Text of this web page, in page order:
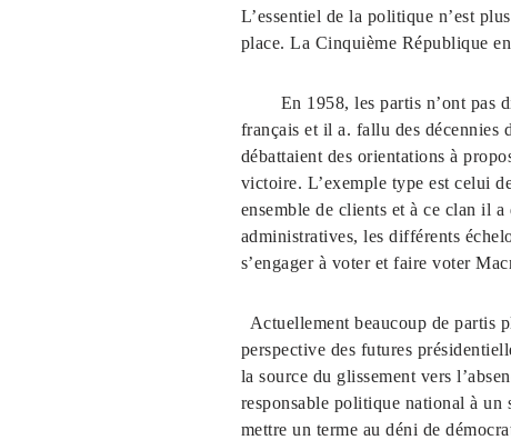
L’essentiel de la politique n’est
place. La Cinquième République
En 1958, les partis n’ont pas
français et il a. fallu des décennies
débattaient des orientations à
victoire. L’exemple type est celui
ensemble de clients et à ce clan il
administratives, les différents
s’engager à voter et faire voter
Actuellement beaucoup de partis
perspective des futures
la source du glissement vers
responsable politique national à
mettre un terme au déni de